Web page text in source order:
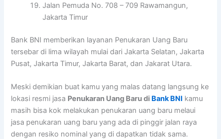
Jalan Pemuda No. 708 – 709 Rawamangun,
Jakarta Timur
Bank BNI memberikan layanan Penukaran Uang Baru
tersebar di lima wilayah mulai dari Jakarta Selatan, Jakarta
Pusat, Jakarta Timur, Jakarta Barat, dan Jakarat Utara.
Meski demikian buat kamu yang malas datang langsung ke
lokasi resmi jasa Penukaran Uang Baru di Bank BNI kamu
masih bisa kok melakukan penukaran uang baru melaui
jasa penukaran uang baru yang ada di pinggir jalan raya
dengan resiko nominal yang di dapatkan tidak sama.